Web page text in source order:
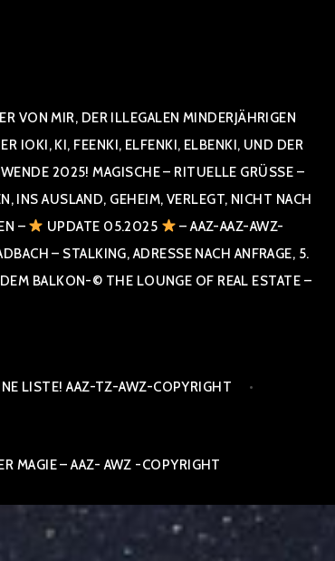
VON MIR, DER ILLEGALEN MINDERJÄHRIGEN
IOKI, KI, FEENKI, ELFENKI, ELBENKI, UND DER
2025! MAGISCHE – RITUELLE GRÜSSE – GR
AUSLAND, GEHEIM, VERLEGT, NICHT NACH SPA
– UPDATE 05.2025
– AAZ-AAZ-AWZ-
– STALKING, ADRESSE NACH ANFRAGE, 5. E
BALKON-© THE LOUNGE OF REAL ESTATE – CO
LISTE! AAZ-TZ-AWZ-COPYRIGHT
MAGIE – AAZ- AWZ -COPYRIGHT